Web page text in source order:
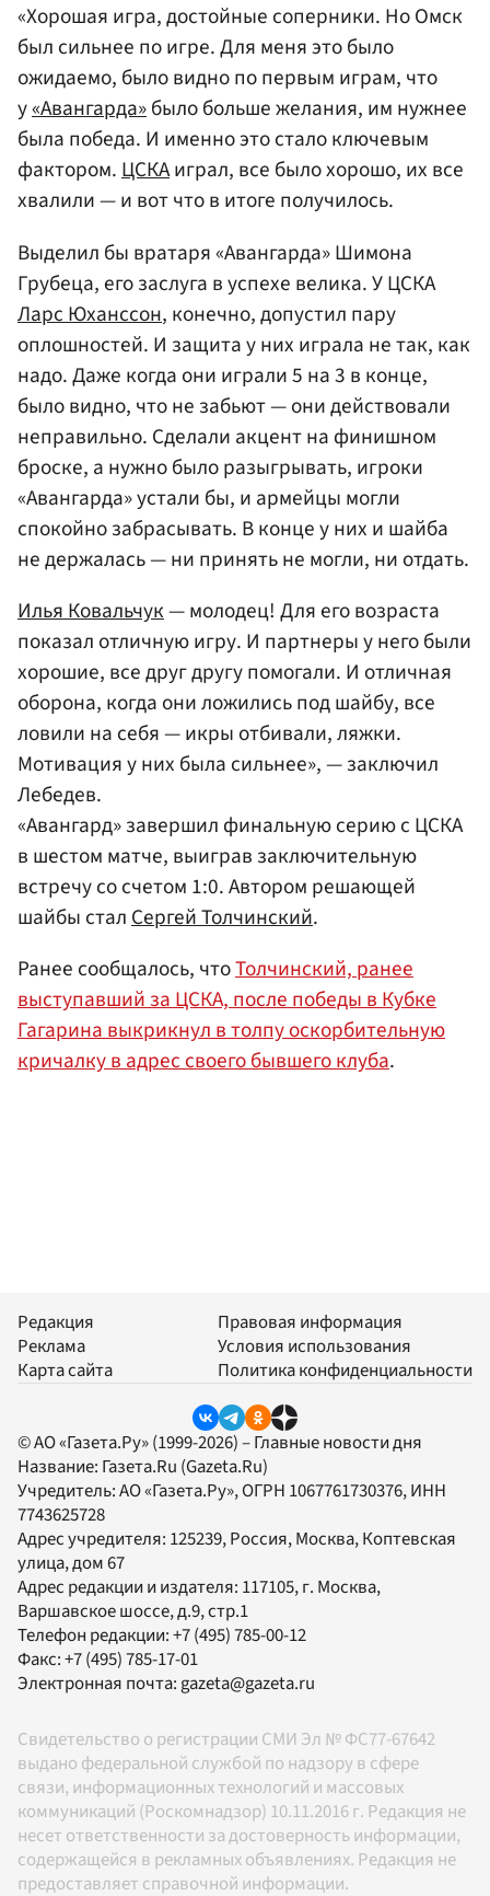
«Хорошая игра, достойные соперники. Но Омск
был сильнее по игре. Для меня это было
ожидаемо, было видно по первым играм, что
у«Авангарда»было больше желания, им нужнее
была победа. И именно это стало ключевым
фактором.ЦСКАиграл, все было хорошо, их все
хвалили — и вот что в итоге получилось.
Выделил бы вратаря «Авангарда» Шимона
Грубеца, его заслуга в успехе велика. У ЦСКА
Ларс Юханссон, конечно, допустил пару
оплошностей. И защита у них играла не так, как
надо. Даже когда они играли 5 на 3 в конце,
было видно, что не забьют — они действовали
неправильно. Сделали акцент на финишном
броске, а нужно было разыгрывать, игроки
«Авангарда» устали бы, и армейцы могли
спокойно забрасывать. В конце у них и шайба
не держалась — ни принять не могли, ни отдать.
Илья Ковальчук— молодец! Для его возраста
показал отличную игру. И партнеры у него были
хорошие, все друг другу помогали. И отличная
оборона, когда они ложились под шайбу, все
ловили на себя — икры отбивали, ляжки.
Мотивация у них была сильнее», — заключил
Лебедев.
«Авангард» завершил финальную серию с ЦСКА
в шестом матче, выиграв заключительную
встречу со счетом 1:0. Автором решающей
шайбы сталСергей Толчинский.
Ранее сообщалось, чтоТолчинский, ранее
выступавший за ЦСКА, после победы в Кубке
Гагарина выкрикнул в толпу оскорбительную
кричалку в адрес своего бывшего клуба.
Редакция
Реклама
Карта сайта
Правовая информация
Условия использования
Политика конфиденциальности
© АО «Газета.Ру» (1999-2026) – Главные новости дня
Название: Газета.Ru (Gazeta.Ru)
Учредитель:АО «Газета.Ру», ОГРН 1067761730376, ИНН
7743625728
Адрес учредителя: 125239, Россия, Москва, Коптевская
улица, дом 67
Адрес редакции и издателя: 117105, г. Москва,
Варшавское шоссе, д.9, стр.1
Телефон редакции:+7 (495) 785-00-12
Факс:+7 (495) 785-17-01
Электронная почта:gazeta@gazeta.ru
Свидетельство о регистрации СМИ Эл № ФС77-67642
выдано федеральной службой по надзору в сфере
связи, информационных технологий и массовых
коммуникаций (Роскомнадзор) 10.11.2016 г. Редакция не
несет ответственности за достоверность информации,
содержащейся в рекламных объявлениях. Редакция не
предоставляет справочной информации.